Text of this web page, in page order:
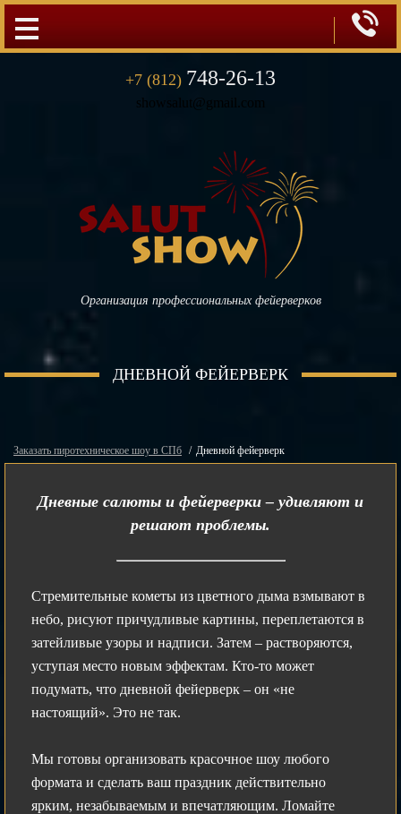
+7 (812) 748-26-13
showsalut@gmail.com
Организация профессиональных фейерверков

ДНЕВНОЙ ФЕЙЕРВЕРК
Заказать пиротехническое шоу в СПб Дневной фейерверк
Дневные салюты и фейерверки – удивляют и
решают проблемы.
Стремительные кометы из цветного дыма взмывают в
небо, рисуют причудливые картины, переплетаются в
затейливые узоры и надписи. Затем – растворяются,
уступая место новым эффектам. Кто-то может
подумать, что дневной фейерверк – он «не
настоящий». Это не так.
Мы готовы организовать красочное шоу любого
формата и сделать ваш праздник действительно
ярким, незабываемым и впечатляющим. Ломайте